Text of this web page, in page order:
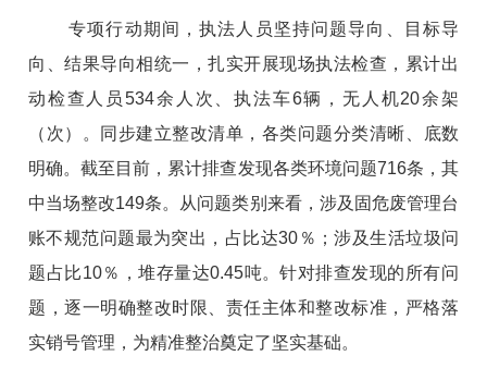
专项行动期间 ，执法人员坚持问题导向、目标导
向、结果导向相统一，扎实开展现场执法检查，累计出
动检查人员534余人次、执法车6辆，无人机20余架
（次）。
同步建立整改清单 ， 各类问题分类清晰、底数
明确。截至目前，累计排查发现各类环境问题716条，其
中当场整改149条。从问题类别来看，涉及固危废管理台
账不规范问题最为突出，占比达30 ％；涉及生活垃圾问
题占比10％，堆存量达0.45吨。针对排查发现的所有问
题 ，逐一明确整改时限、责任主体和整改标准，严格落
实销号管理， 为精准整治奠定了坚实基础。